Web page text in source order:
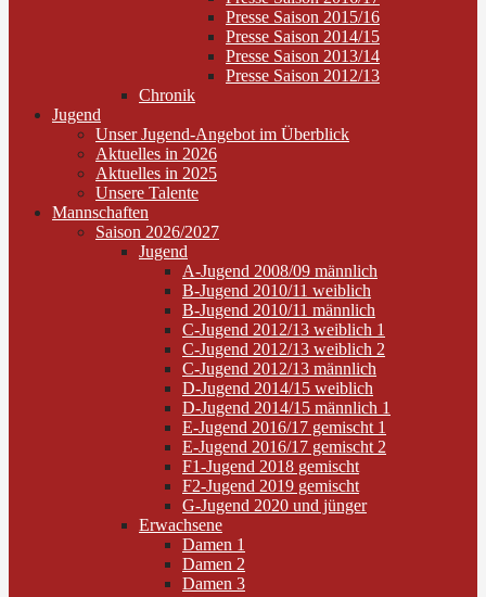
Presse Saison 2015/16
Presse Saison 2014/15
Presse Saison 2013/14
Presse Saison 2012/13
Chronik
Jugend
Unser Jugend-Angebot im Überblick
Aktuelles in 2026
Aktuelles in 2025
Unsere Talente
Mannschaften
Saison 2026/2027
Jugend
A-Jugend 2008/09 männlich
B-Jugend 2010/11 weiblich
B-Jugend 2010/11 männlich
C-Jugend 2012/13 weiblich 1
C-Jugend 2012/13 weiblich 2
C-Jugend 2012/13 männlich
D-Jugend 2014/15 weiblich
D-Jugend 2014/15 männlich 1
E-Jugend 2016/17 gemischt 1
E-Jugend 2016/17 gemischt 2
F1-Jugend 2018 gemischt
F2-Jugend 2019 gemischt
G-Jugend 2020 und jünger
Erwachsene
Damen 1
Damen 2
Damen 3